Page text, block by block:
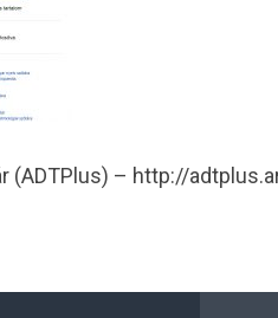
(ADTPlus) – http://